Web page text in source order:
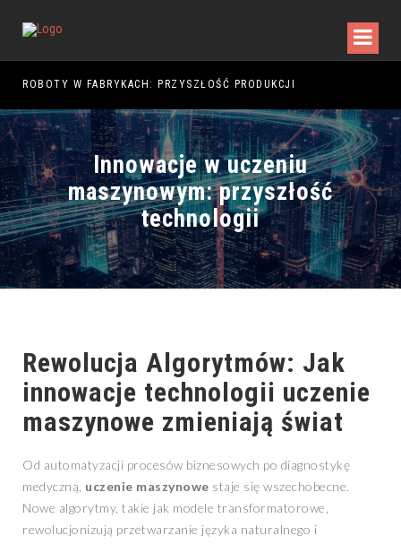
ROBOTY W FABRYKACH: PRZYSZŁOŚĆ PRODUKCJI
Innowacje w uczeniu
maszynowym: przyszłość
technologii
Rewolucja Algorytmów: Jak
innowacje technologii uczenie
maszynowe zmieniają świat
Od automatyzacji procesów biznesowych po diagnostykę
medyczną, uczenie maszynowe staje się wszechobecne.
Nowe algorytmy, takie jak modele transformatorowe,
rewolucjonizują przetwarzanie języka naturalnego i